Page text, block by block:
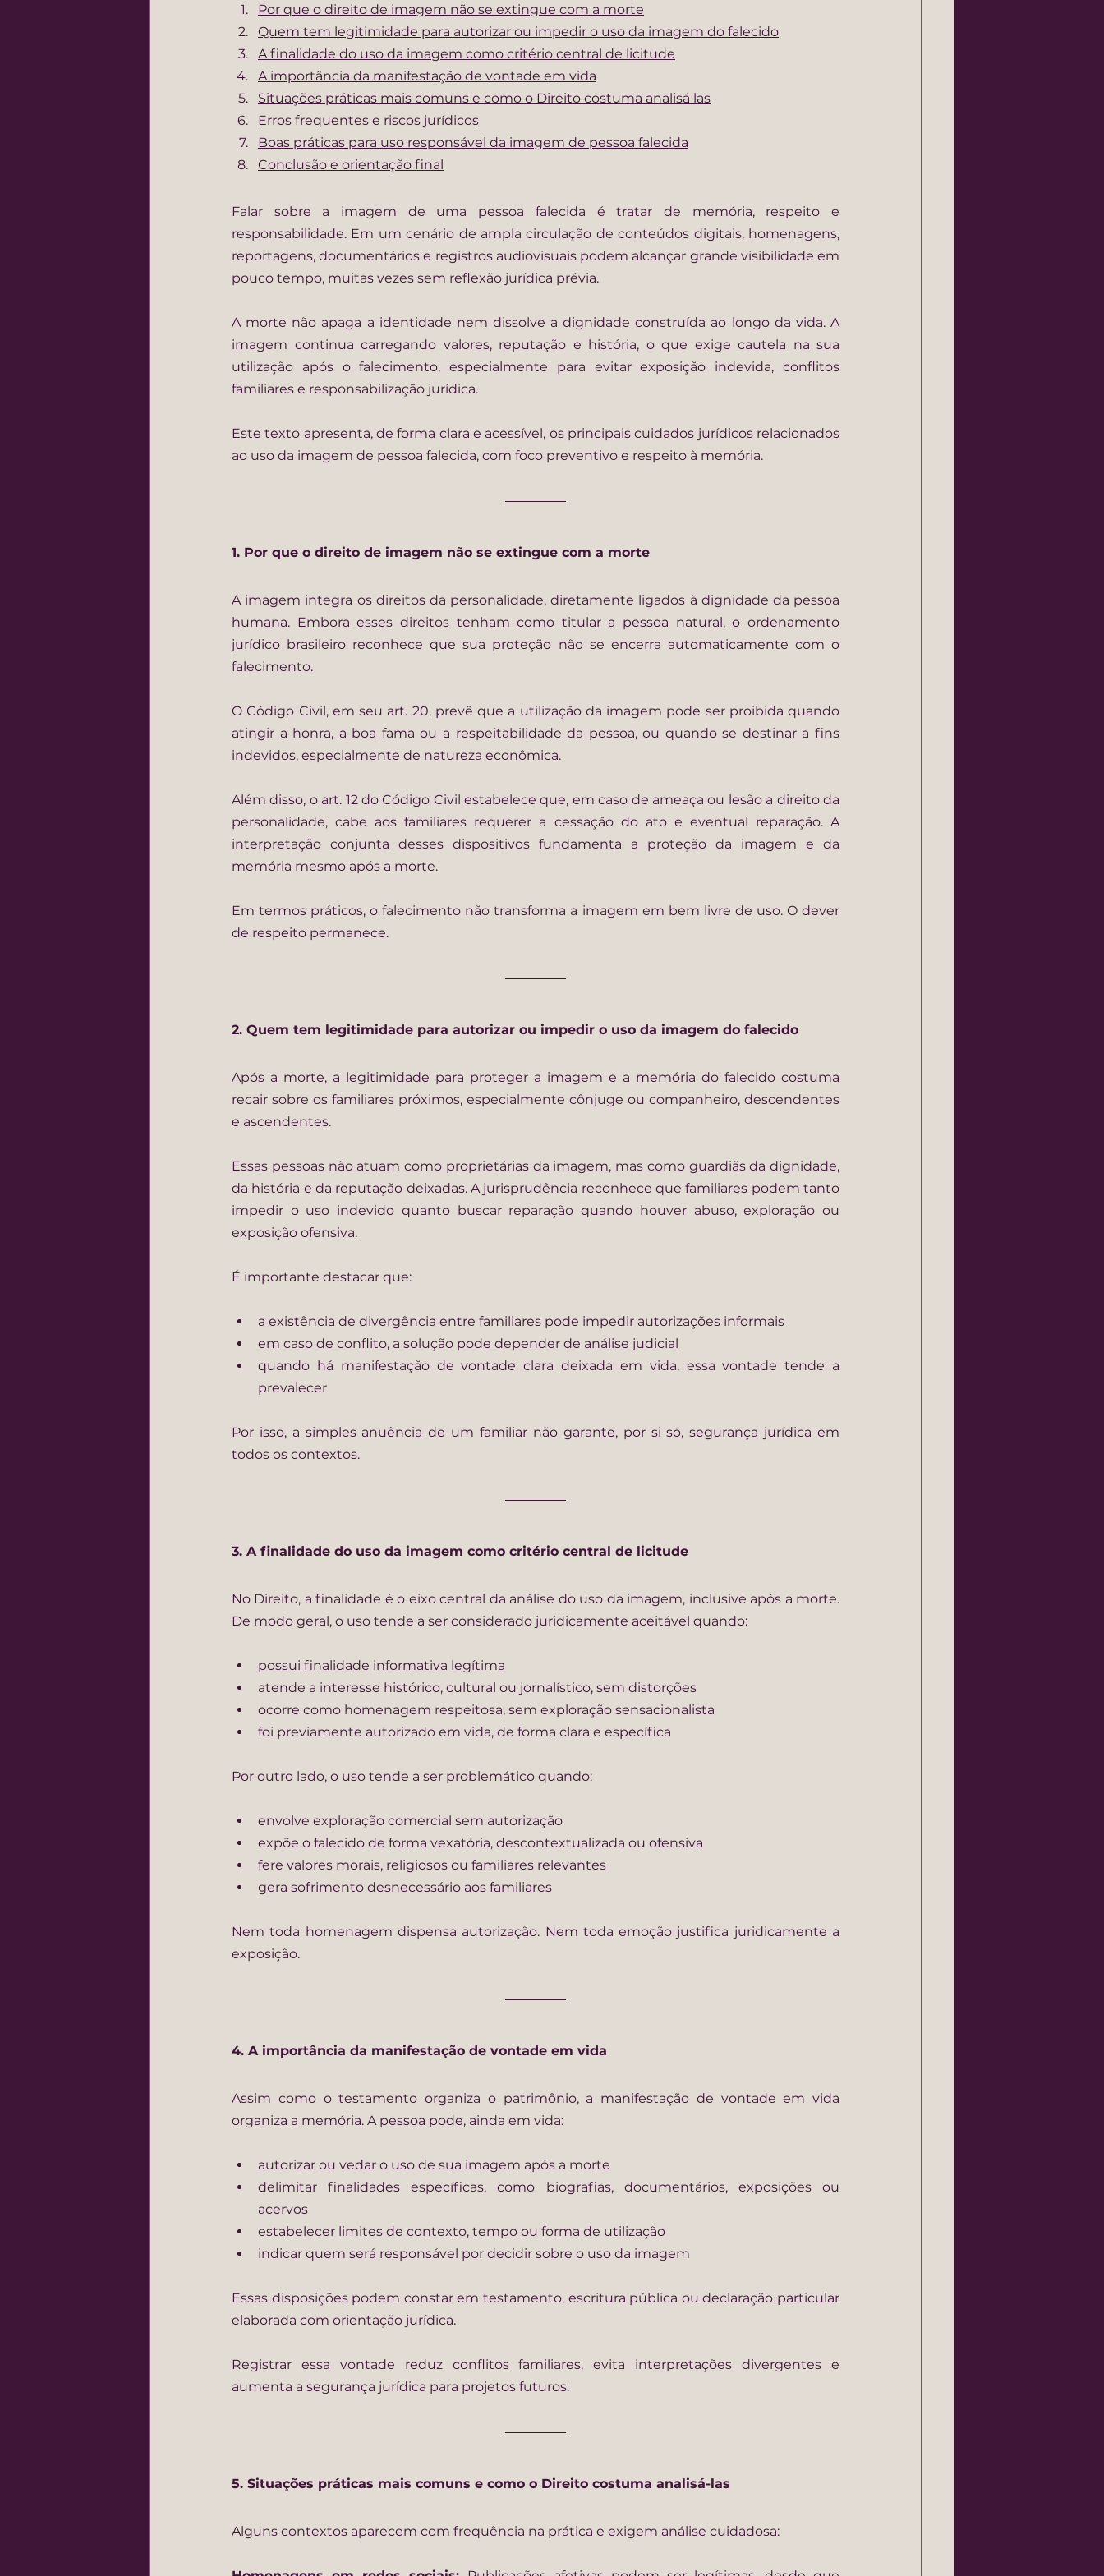
Por que o direito de imagem não se extingue com a morte
Quem tem legitimidade para autorizar ou impedir o uso da imagem do falecido
A finalidade do uso da imagem como critério central de licitude
A importância da manifestação de vontade em vida
Situações práticas mais comuns e como o Direito costuma analisá las
Erros frequentes e riscos jurídicos
Boas práticas para uso responsável da imagem de pessoa falecida
Conclusão e orientação final
Falar sobre a imagem de uma pessoa falecida é tratar de memória, respeito e
responsabilidade. Em um cenário de ampla circulação de conteúdos digitais, homenagens,
reportagens, documentários e registros audiovisuais podem alcançar grande visibilidade em
pouco tempo, muitas vezes sem reflexão jurídica prévia.
A morte não apaga a identidade nem dissolve a dignidade construída ao longo da vida. A
imagem continua carregando valores, reputação e história, o que exige cautela na sua
utilização após o falecimento, especialmente para evitar exposição indevida, conflitos
familiares e responsabilização jurídica.
Este texto apresenta, de forma clara e acessível, os principais cuidados jurídicos relacionados
ao uso da imagem de pessoa falecida, com foco preventivo e respeito à memória.
1. Por que o direito de imagem não se extingue com a morte
A imagem integra os direitos da personalidade, diretamente ligados à dignidade da pessoa
humana. Embora esses direitos tenham como titular a pessoa natural, o ordenamento
jurídico brasileiro reconhece que sua proteção não se encerra automaticamente com o
falecimento.
O Código Civil, em seu art. 20, prevê que a utilização da imagem pode ser proibida quando
atingir a honra, a boa fama ou a respeitabilidade da pessoa, ou quando se destinar a fins
indevidos, especialmente de natureza econômica.
Além disso, o art. 12 do Código Civil estabelece que, em caso de ameaça ou lesão a direito da
personalidade, cabe aos familiares requerer a cessação do ato e eventual reparação. A
interpretação conjunta desses dispositivos fundamenta a proteção da imagem e da
memória mesmo após a morte.
Em termos práticos, o falecimento não transforma a imagem em bem livre de uso. O dever
de respeito permanece.
2. Quem tem legitimidade para autorizar ou impedir o uso da imagem do falecido
Após a morte, a legitimidade para proteger a imagem e a memória do falecido costuma
recair sobre os familiares próximos, especialmente cônjuge ou companheiro, descendentes
e ascendentes.
Essas pessoas não atuam como proprietárias da imagem, mas como guardiãs da dignidade,
da história e da reputação deixadas. A jurisprudência reconhece que familiares podem tanto
impedir o uso indevido quanto buscar reparação quando houver abuso, exploração ou
exposição ofensiva.
É importante destacar que:
a existência de divergência entre familiares pode impedir autorizações informais
em caso de conflito, a solução pode depender de análise judicial
quando há manifestação de vontade clara deixada em vida, essa vontade tende a
prevalecer
Por isso, a simples anuência de um familiar não garante, por si só, segurança jurídica em
todos os contextos.
3. A finalidade do uso da imagem como critério central de licitude
No Direito, a finalidade é o eixo central da análise do uso da imagem, inclusive após a morte.
De modo geral, o uso tende a ser considerado juridicamente aceitável quando:
possui finalidade informativa legítima
atende a interesse histórico, cultural ou jornalístico, sem distorções
ocorre como homenagem respeitosa, sem exploração sensacionalista
foi previamente autorizado em vida, de forma clara e específica
Por outro lado, o uso tende a ser problemático quando:
envolve exploração comercial sem autorização
expõe o falecido de forma vexatória, descontextualizada ou ofensiva
fere valores morais, religiosos ou familiares relevantes
gera sofrimento desnecessário aos familiares
Nem toda homenagem dispensa autorização. Nem toda emoção justifica juridicamente a
exposição.
4. A importância da manifestação de vontade em vida
Assim como o testamento organiza o patrimônio, a manifestação de vontade em vida
organiza a memória. A pessoa pode, ainda em vida:
autorizar ou vedar o uso de sua imagem após a morte
delimitar finalidades específicas, como biografias, documentários, exposições ou
acervos
estabelecer limites de contexto, tempo ou forma de utilização
indicar quem será responsável por decidir sobre o uso da imagem
Essas disposições podem constar em testamento, escritura pública ou declaração particular
elaborada com orientação jurídica.
Registrar essa vontade reduz conflitos familiares, evita interpretações divergentes e
aumenta a segurança jurídica para projetos futuros.
5. Situações práticas mais comuns e como o Direito costuma analisá-las
Alguns contextos aparecem com frequência na prática e exigem análise cuidadosa: